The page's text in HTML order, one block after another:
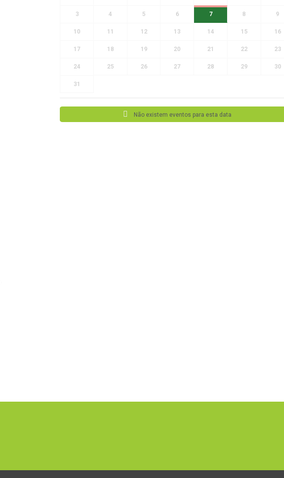
3 4 5 6 7 8 9
10 11 12 13 14 15 16
17 18 19 20 21 22 23
24 25 26 27 28 29 30
31
Não existem eventos para esta data